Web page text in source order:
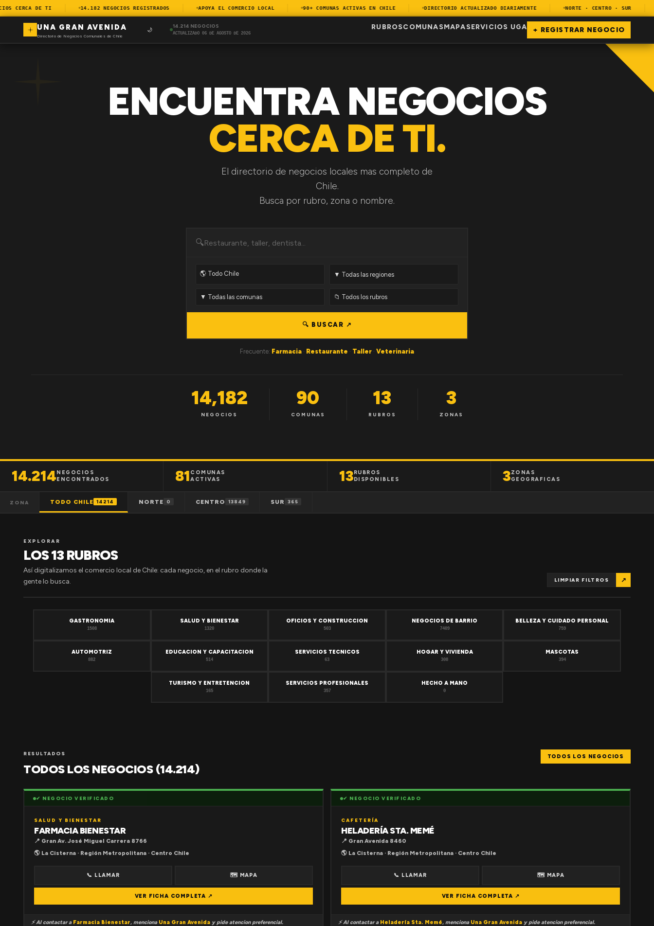
CERCA DE TI 14.182 NEGOCIOS REGISTRADOS APOYA EL COMERCIO LOCAL 90+ COMUNAS ACTIVAS EN CHILE DIRECTORIO ACTUALIZADO DIARIAMENTE NORTE · CENTRO · SUR
UNA GRAN AVENIDA
Directorio de Negocios Comunales de Chile
🌙
14.214 NEGOCIOS
ACTUALIZADO 06 DE AGOSTO DE 2026
RUBROSCOMUNASMAPASERVICIOS UGA + REGISTRAR NEGOCIO
ENCUENTRA NEGOCIOS
CERCA DE TI.
El directorio de negocios locales mas completo de
Chile.
Busca por rubro, zona o nombre.
🔍
🔍 BUSCAR ↗
Frecuente: Farmacia · Restaurante · Taller · Veterinaria
14,182
NEGOCIOS
90
COMUNAS
13
RUBROS
3
ZONAS
14.214NEGOCIOS
ENCONTRADOS
81COMUNAS
ACTIVAS
13RUBROS
DISPONIBLES
3ZONAS
GEOGRAFICAS
ZONA TODO CHILE 14214 NORTE 0 CENTRO 13849 SUR 365
EXPLORAR
LOS 13 RUBROS
Así digitalizamos el comercio local de Chile: cada negocio, en el rubro donde la
gente lo busca.
LIMPIAR FILTROS ↗
GASTRONOMIA
1508
SALUD Y BIENESTAR
1320
OFICIOS Y CONSTRUCCION
503
NEGOCIOS DE BARRIO
7409
BELLEZA Y CUIDADO PERSONAL
759
AUTOMOTRIZ
882
EDUCACION Y CAPACITACION
514
SERVICIOS TECNICOS
63
HOGAR Y VIVIENDA
308
MASCOTAS
394
TURISMO Y ENTRETENCION
165
SERVICIOS PROFESIONALES
357
HECHO A MANO
0
RESULTADOS
TODOS LOS NEGOCIOS (14.214)
TODOS LOS NEGOCIOS
✔ NEGOCIO VERIFICADO
SALUD Y BIENESTAR
FARMACIA BIENESTAR
📍 Gran Av. José Miguel Carrera 8766
🌎 La Cisterna · Región Metropolitana · Centro Chile
📞 LLAMAR 🗺 MAPA
VER FICHA COMPLETA ↗
⚡ Al contactar a Farmacia Bienestar, menciona Una Gran Avenida y pide atencion preferencial.
✔ NEGOCIO VERIFICADO
CAFETERÍA
HELADERÍA STA. MEMÉ
📍 Gran Avenida 8460
🌎 La Cisterna · Región Metropolitana · Centro Chile
📞 LLAMAR 🗺 MAPA
VER FICHA COMPLETA ↗
⚡ Al contactar a Heladería Sta. Memé, menciona Una Gran Avenida y pide atencion preferencial.